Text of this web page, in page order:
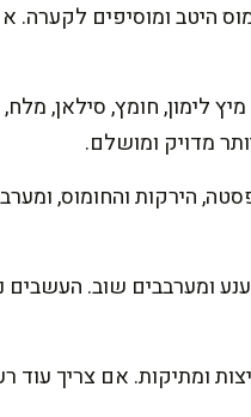
היטב ומוסיפים לקערה.
לימון, חומץ, סילאן,
מדויק ומושלם.
הירקות והחומוס,
ומערבבים שוב.
ומתיקות. אם צריך עוד